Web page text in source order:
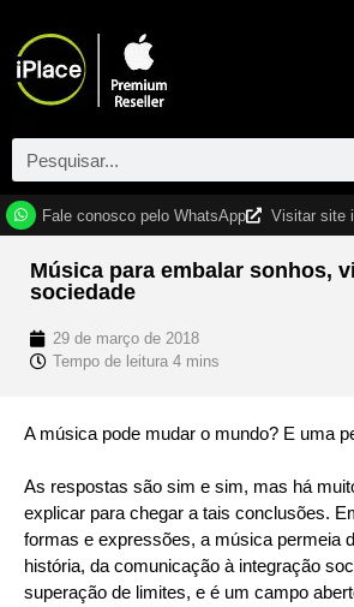
Fale conosco pelo WhatsApp Visitar site
Música para embalar sonhos,
sociedade
29 de março de 2018
A música pode mudar o mundo? E uma
As respostas são sim e sim, mas há
explicar para chegar a tais conclusões.
formas e expressões, a música permeia
história, da comunicação à integração
superação de limites, e é um campo